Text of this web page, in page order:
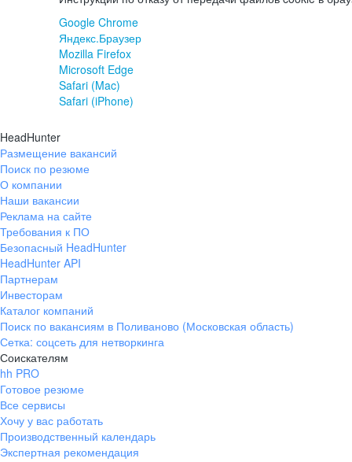
Google Chrome
Яндекс.Браузер
Mozilla Firefox
Microsoft Edge
Safari (Mac)
Safari (iPhone)
HeadHunter
Размещение вакансий
Поиск по резюме
О компании
Наши вакансии
Реклама на сайте
Требования к ПО
Безопасный HeadHunter
HeadHunter API
Партнерам
Инвесторам
Каталог компаний
Поиск по вакансиям в Поливаново (Московская область)
Сетка: соцсеть для нетворкинга
Соискателям
hh PRO
Готовое резюме
Все сервисы
Хочу у вас работать
Производственный календарь
Экспертная рекомендация